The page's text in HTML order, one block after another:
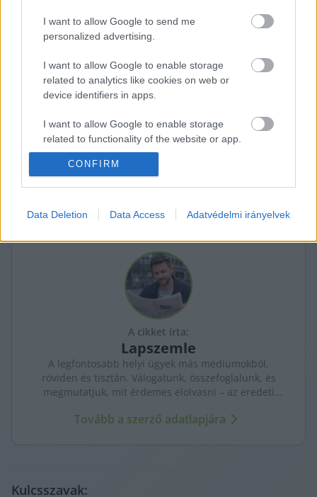
I want to allow Google to send me
personalized advertising.
I want to allow Google to enable storage
related to analytics like cookies on web or
device identifiers in apps.
I want to allow Google to enable storage
related to functionality of the website or app.
I want to allow Google to enable storage
I want to allow Google to enable storage
functionality and fraud prevention, and other
CONFIRM
Data Deletion Data Access Adatvédelmi irányelvek
több felhasználó számára egyszerűbbé és
Eszter, az Uber magyarországi vezetője.
Az Uber kecskeméti partnere a Taxi Plusz 2006
Kft. lesz.
ECSUP SHORTS Összes videó
A cikket írta:
Lapszemle
A legfontosabb helyi ügyek más médiumokból,
röviden és tisztán. Válogatunk, összefoglalunk, és
megmutatjuk, mit érdemes elolvasni – az eredeti
Tovább a szerző adatlapjára
Kulcsszavak: